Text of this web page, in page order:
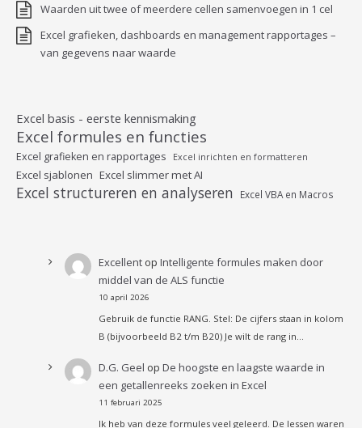
Waarden uit twee of meerdere cellen samenvoegen in 1 cel
Excel grafieken, dashboards en management rapportages –
van gegevens naar waarde
Excel basis - eerste kennismaking
Excel formules en functies
Excel grafieken en rapportages Excel inrichten en formatteren
Excel sjablonen Excel slimmer met AI
Excel structureren en analyseren Excel VBA en Macros
Excellent opIntelligente formules maken door
middel van de ALS functie
10 april 2026
Gebruik de functie RANG. Stel: De cijfers staan in kolom
B (bijvoorbeeld B2 t/m B20) Je wilt de rang in…
D.G. Geel opDe hoogste en laagste waarde in
een getallenreeks zoeken in Excel
11 februari 2025
Ik heb van deze formules veel geleerd. De lessen waren